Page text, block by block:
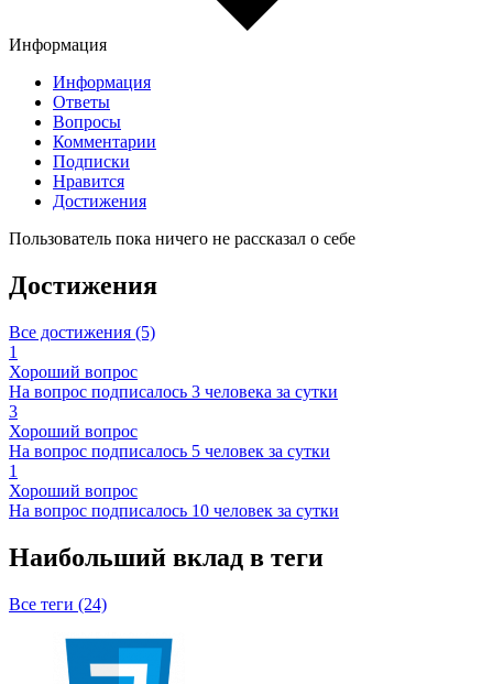
Информация
Информация
Ответы
Вопросы
Комментарии
Подписки
Нравится
Достижения
Пользователь пока ничего не рассказал о себе
Достижения
Все достижения (5)
1
Хороший вопрос
На вопрос подписалось 3 человека за сутки
3
Хороший вопрос
На вопрос подписалось 5 человек за сутки
1
Хороший вопрос
На вопрос подписалось 10 человек за сутки
Наибольший вклад в теги
Все теги (24)